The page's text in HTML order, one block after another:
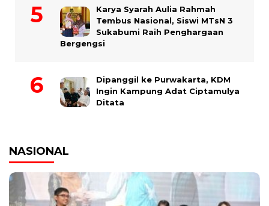
Karya Syarah Aulia Rahmah
Tembus Nasional, Siswi MTsN 3
Sukabumi Raih Penghargaan
Bergengsi
Dipanggil ke Purwakarta, KDM
Ingin Kampung Adat Ciptamulya
Ditata
NASIONAL